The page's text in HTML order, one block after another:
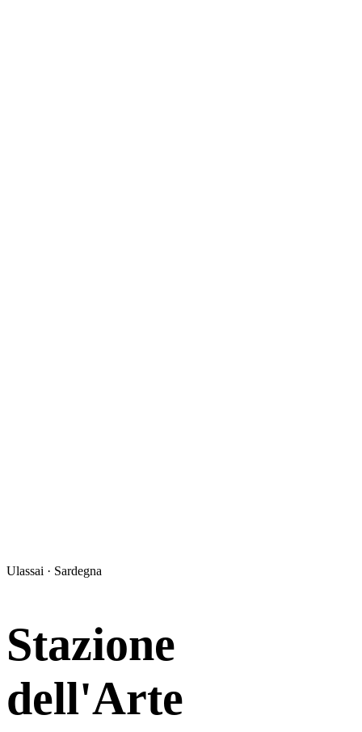
Ulassai · Sardegna
Stazione
dell'Arte